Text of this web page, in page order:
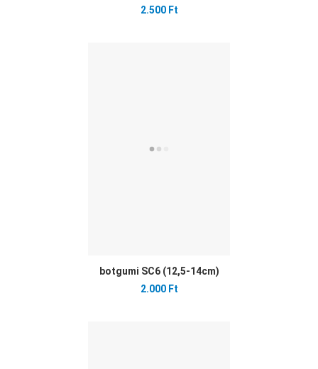
2.500 Ft
botgumi SC6 (12,5-14cm)
2.000 Ft